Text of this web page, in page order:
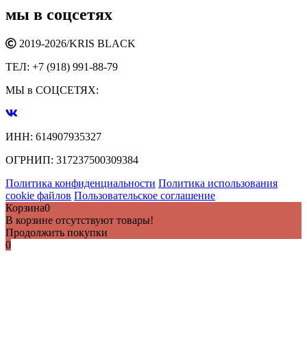
мы в соцсетях
2019-2026/KRIS BLACK
ТЕЛ: +7 (918) 991-88-79
МЫ в СОЦСЕТЯХ:
ИНН: 614907935327
ОГРНИП: 317237500309384
Политика конфиденциальности Политика использования
cookie файлов Пользовательское соглашение
Корзина0
В корзине отсутствуют товары!
Продолжить покупки
0